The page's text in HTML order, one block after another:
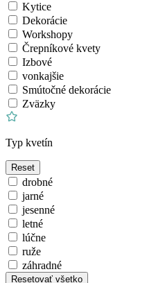
Kytice
Dekorácie
Workshopy
Črepníkové kvety
Izbové
vonkajšie
Smútočné dekorácie
Zväzky
Typ kvetín
Reset
drobné
jarné
jesenné
letné
lúčne
ruže
záhradné
Resetovať všetko